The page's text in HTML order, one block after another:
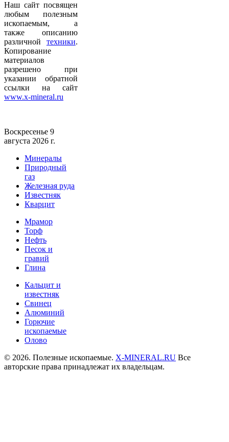
Наш сайт посвящен
любым полезным
ископаемым, а
также описанию
различной техники.
Копирование
материалов
разрешено при
указании обратной
ссылки на сайт
www.x-mineral.ru
Воскресенье 9
августа 2026 г.
Минералы
Природный
газ
Железная руда
Известняк
Кварцит
Мрамор
Торф
Нефть
Песок и
гравий
Глина
Кальцит и
известняк
Свинец
Алюминий
Горючие
ископаемые
Олово
© 2026. Полезные ископаемые. X-MINERAL.RU Все
авторские права принадлежат их владельцам.